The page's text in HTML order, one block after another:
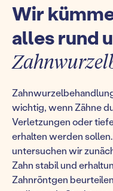
Wir
alles rund
wichtig, wenn Zähne
Verletzungen oder
erhalten werden
untersuchen wir
Zahn stabil und
Zahnröntgen